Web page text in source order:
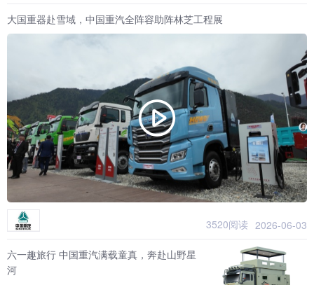
大国重器赴雪域，中国重汽全阵容助阵林芝工程展
3520阅读 2026-06-03
六一趣旅行 中国重汽满载童真，奔赴山野星
河